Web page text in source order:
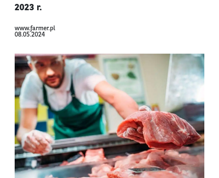
2023 r.
www.farmer.pl
08.05.2024